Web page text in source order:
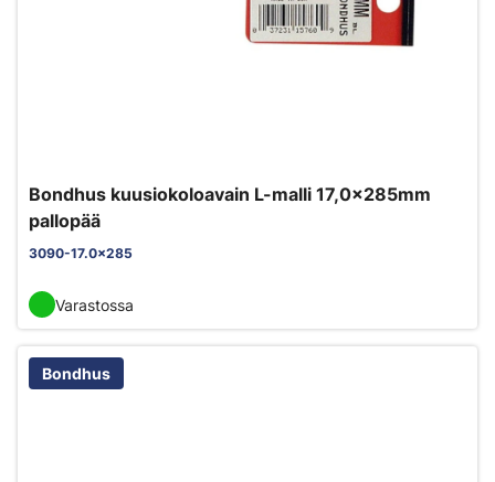
Bondhus kuusiokoloavain L-malli 17,0x285mm
pallopää
3090-17.0x285
Varastossa
Bondhus